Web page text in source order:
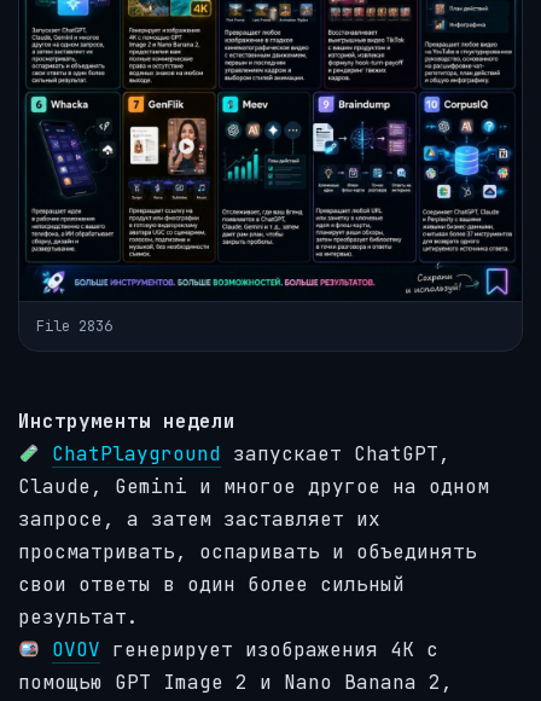
File 2836
Инструменты недели
ChatPlayground запускает ChatGPT,
Claude, Gemini и многое другое на одном
запросе, а затем заставляет их
просматривать, оспаривать и объединять
свои ответы в один более сильный
результат.
OVOV генерирует изображения 4K с
помощью GPT Image 2 и Nano Banana 2,